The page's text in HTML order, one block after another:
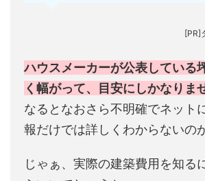
[PR]
ハウスメーカーが公表している
く幅がって、目安にしかなりま
なるとなおさら不明確でネット
報だけでは詳しくわからないの
じゃぁ、実際の建築費用を知る